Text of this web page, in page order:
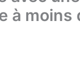
à moins